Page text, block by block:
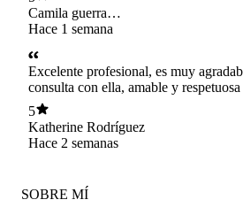
Camila guerra
Castillo
Hace 1 semana
Excelente profesional, es muy
consulta con ella, amable y
procesos y avances de cada uno, la
100%
5
Katherine Rodríguez
Hace 2 semanas
SOBRE MÍ